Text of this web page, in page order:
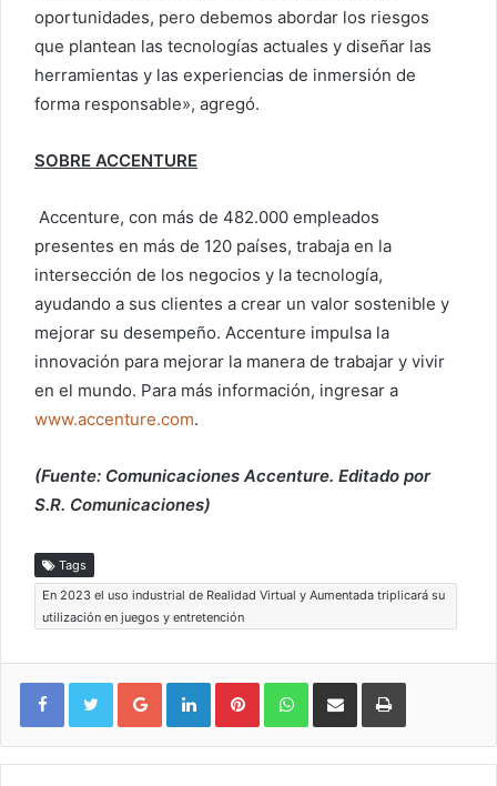
oportunidades, pero debemos abordar los riesgos
que plantean las tecnologías actuales y diseñar las
herramientas y las experiencias de inmersión de
forma responsable», agregó.
SOBRE ACCENTURE
Accenture, con más de 482.000 empleados
presentes en más de 120 países, trabaja en la
intersección de los negocios y la tecnología,
ayudando a sus clientes a crear un valor sostenible y
mejorar su desempeño. Accenture impulsa la
innovación para mejorar la manera de trabajar y vivir
en el mundo. Para más información, ingresar a
www.accenture.com.
(Fuente: Comunicaciones Accenture. Editado por
S.R. Comunicaciones)
Tags
En 2023 el uso industrial de Realidad Virtual y Aumentada triplicará su
utilización en juegos y entretención
Google+ LinkedIn Pinterest WhatsApp